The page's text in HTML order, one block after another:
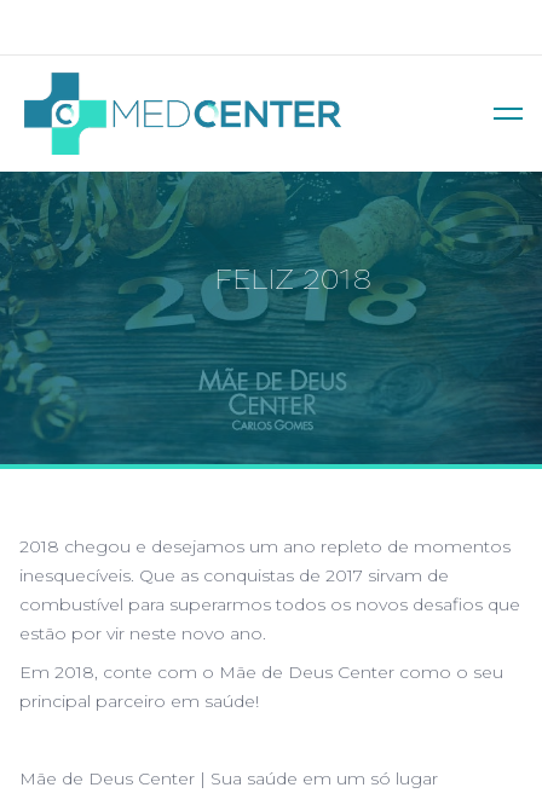
FELIZ 2018
2018 chegou e desejamos um ano repleto de momentos
inesquecíveis. Que as conquistas de 2017 sirvam de
combustível para superarmos todos os novos desafios que
estão por vir neste novo ano.
Em 2018, conte com o Mãe de Deus Center como o seu
principal parceiro em saúde!
Mãe de Deus Center | Sua saúde em um só lugar